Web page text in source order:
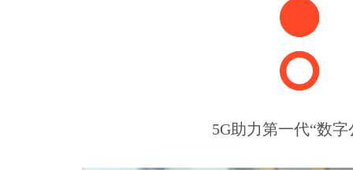
5G助力第一代“数字